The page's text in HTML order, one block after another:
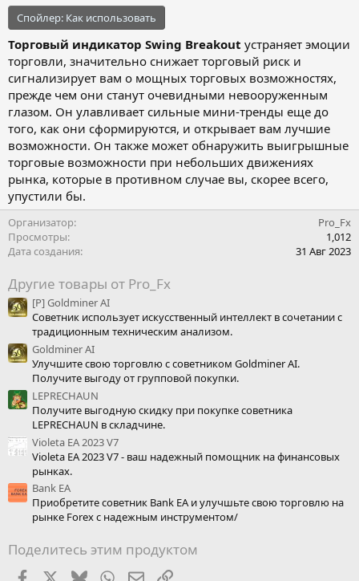
Спойлер: Как использовать
Торговый индикатор Swing Breakout устраняет эмоции
торговли, значительно снижает торговый риск и
сигнализирует вам о мощных торговых возможностях,
прежде чем они станут очевидными невооруженным
глазом. Он улавливает сильные мини-тренды еще до
того, как они сформируются, и открывает вам лучшие
возможности. Он также может обнаружить выигрышные
торговые возможности при небольших движениях
рынка, которые в противном случае вы, скорее всего,
упустили бы.
Организатор
Pro_Fx
Просмотры
1,012
Дата создания
31 Авг 2023
Другие товары от Pro_Fx
[Р] Goldminer AI
Советник использует искусственный интеллект в сочетании с
традиционным техническим анализом.
Goldminer AI
Улучшите свою торговлю с советником Goldminer AI.
Получите выгоду от групповой покупки.
LEPRECHAUN
Получите выгодную скидку при покупке советника
LEPRECHAUN в складчине.
Violeta EA 2023 V7
Violeta EA 2023 V7 - ваш надежный помощник на финансовых
рынках.
Bank EA
Приобретите советник Bank EA и улучшьте свою торговлю на
рынке Forex с надежным инструментом/
Поделитесь этим продуктом
FacebookX (Twitter)
BlueskyWhatsApp
Электронная почта
Ссылка